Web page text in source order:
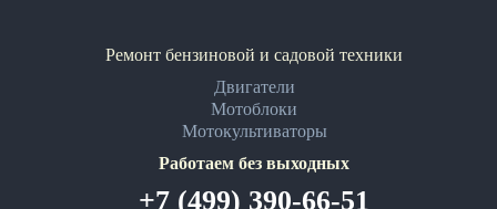
Ремонт бензиновой и садовой техники
Двигатели
Мотоблоки
Мотокультиваторы
Работаем без выходных
+7 (499) 390-66-51